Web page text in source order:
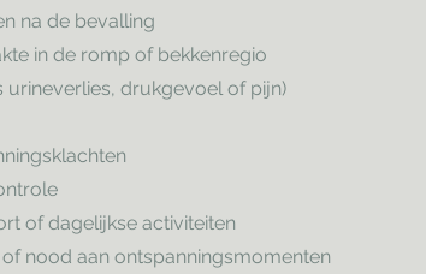
na de bevalling
in de romp of bekkenregio
urineverlies, drukgevoel of pijn)
of dagelijkse activiteiten
nood aan ontspanningsmomenten